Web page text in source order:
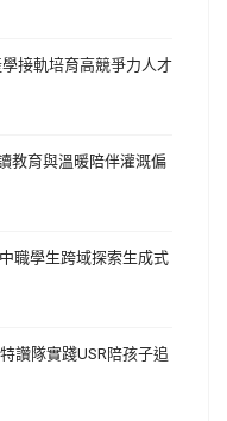
接軌培育高競爭力人才
教育與溫暖陪伴灌溉偏
職學生跨域探索生成式
讚隊實踐USR陪孩子追